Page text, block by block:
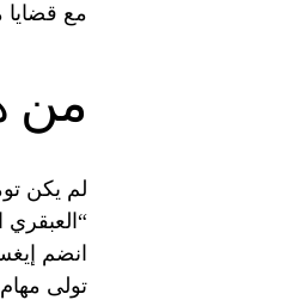
مع قضايا
من
لم يكن
تولى